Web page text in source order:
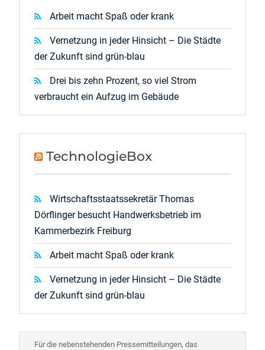
Arbeit macht Spaß oder krank
Vernetzung in jeder Hinsicht – Die Städte
der Zukunft sind grün-blau
Drei bis zehn Prozent, so viel Strom
verbraucht ein Aufzug im Gebäude
TechnologieBox
Wirtschaftsstaatssekretär Thomas
Dörflinger besucht Handwerksbetrieb im
Kammerbezirk Freiburg
Arbeit macht Spaß oder krank
Vernetzung in jeder Hinsicht – Die Städte
der Zukunft sind grün-blau
Für die nebenstehenden Pressemitteilungen, das